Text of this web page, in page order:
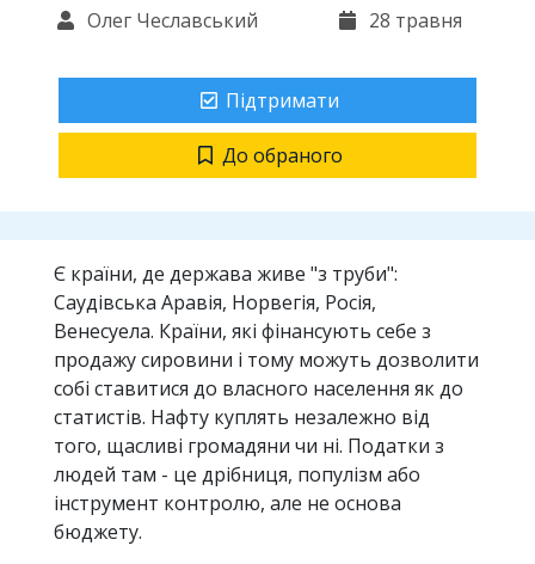
Олег Чеславський 28 травня
Підтримати
До обраного
Є країни, де держава живе "з труби":
Саудівська Аравія, Норвегія, Росія,
Венесуела. Країни, які фінансують себе з
продажу сировини і тому можуть дозволити
собі ставитися до власного населення як до
статистів. Нафту куплять незалежно від
того, щасливі громадяни чи ні. Податки з
людей там - це дрібниця, популізм або
інструмент контролю, але не основа
бюджету.